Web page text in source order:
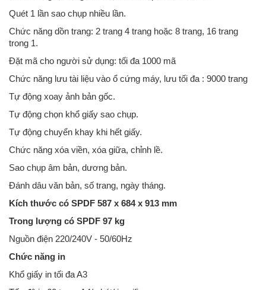
Quét 1 lần sao chụp nhiều lần.
Chức năng dồn trang: 2 trang 4 trang hoặc 8 trang, 16 trang
trong 1.
Đặt mã cho người sử dụng: tối đa 1000 mã
Chức năng lưu tài liệu vào ổ cứng máy, lưu tối đa : 9000 trang
Tự động xoay ảnh bản gốc.
Tự động chọn khổ giấy sao chụp.
Tự động chuyển khay khi hết giấy.
Chức năng xóa viền, xóa giữa, chỉnh lề.
Sao chụp âm bản, dương bản.
Đánh dâu văn bản, số trang, ngày tháng.
Kích thước có SPDF 587 x 684 x 913 mm
Trong lượng có SPDF 97 kg
Nguồn điện 220/240V - 50/60Hz
Chức năng in
Khổ giấy in tối đa A3